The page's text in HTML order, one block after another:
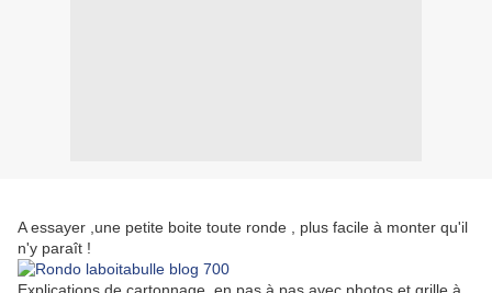
A essayer ,une petite boite toute ronde , plus facile à monter qu'il
n'y paraît !